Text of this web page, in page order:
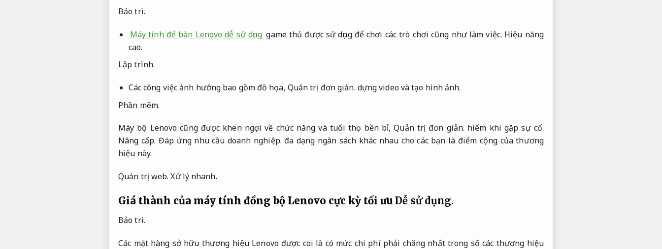
Bảo trì.
Máy tính để bàn Lenovo dễ sử dụng game thủ được sử dụng để chơi các trò chơi cũng như làm việc. Hiệu năng
cao.
Lập trình.
Các công việc ảnh hưởng bao gồm đồ họa, Quản trị đơn giản. dựng video và tạo hình ảnh.
Phần mềm.
Máy bộ Lenovo cũng được khen ngợi về chức năng và tuổi thọ bền bỉ,Quản trị đơn giản. hiếm khi gặp sự cố.
Nâng cấp. Đáp ứng nhu cầu doanh nghiệp. đa dạng ngân sách khác nhau cho các bạn là điểm cộng của thương
hiệu này.
Quản trị web. Xử lý nhanh.
Giá thành của máy tính đồng bộ Lenovo cực kỳ tối ưu Dễ sử dụng.
Bảo trì.
Các mặt hàng sở hữu thương hiệu Lenovo được coi là có mức chi phí phải chăng nhất trong số các thương hiệu